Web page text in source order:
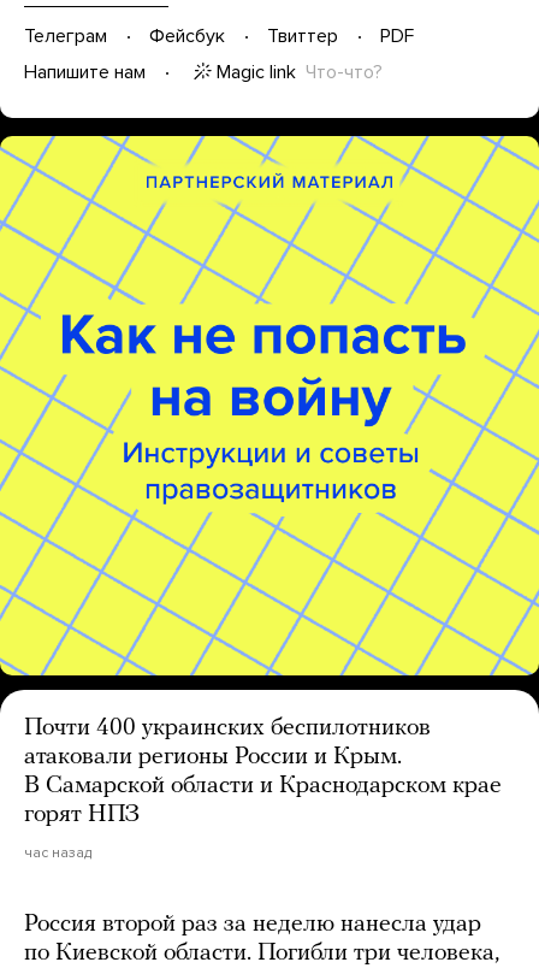
Телеграм Фейсбук Твиттер
PDF
Напишите нам
Magic link Что-что?
Почти 400 украинских беспилотников
атаковали регионы России и Крым.
В Самарской области и Краснодарском крае
горят НПЗ
час назад
Россия второй раз за неделю нанесла удар
по Киевской области. Погибли три человека,